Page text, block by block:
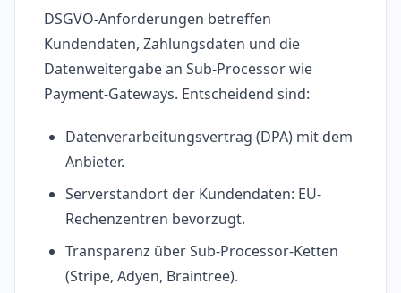
DSGVO-Anforderungen betreffen
Kundendaten, Zahlungsdaten und die
Datenweitergabe an Sub-Processor wie
Payment-Gateways. Entscheidend sind:
Datenverarbeitungsvertrag (DPA) mit dem
Anbieter.
Serverstandort der Kundendaten: EU-
Rechenzentren bevorzugt.
Transparenz über Sub-Processor-Ketten
(Stripe, Adyen, Braintree).